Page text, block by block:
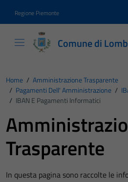
Regione Piemonte
Comune di
Home / Amministrazione Trasparente
/ Pagamenti Dell' Amministrazione /
/ IBAN E Pagamenti Informatici
Trasparente
In questa pagina sono raccolte le